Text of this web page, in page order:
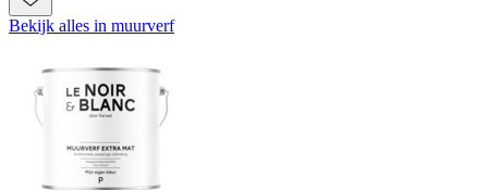
Bekijk alles in muurverf